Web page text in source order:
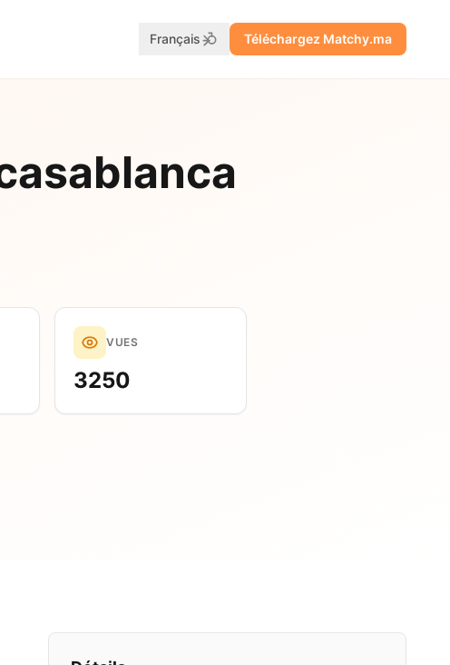
Français Téléchargez Matchy.ma
VUES
3250